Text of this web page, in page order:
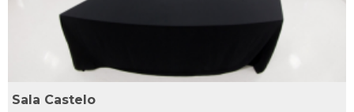
Sala Castelo